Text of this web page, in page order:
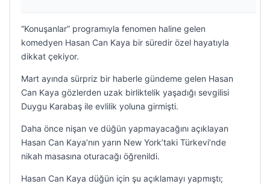
“Konuşanlar” programıyla fenomen haline gelen
komedyen Hasan Can Kaya bir süredir özel hayatıyla
dikkat çekiyor.
Mart ayında sürpriz bir haberle gündeme gelen Hasan
Can Kaya gözlerden uzak birliktelik yaşadığı sevgilisi
Duygu Karabaş ile evlilik yoluna girmişti.
Daha önce nişan ve düğün yapmayacağını açıklayan
Hasan Can Kaya’nın yarın New York’taki Türkevi’nde
nikah masasına oturacağı öğrenildi.
Hasan Can Kaya düğün için şu açıklamayı yapmıştı;